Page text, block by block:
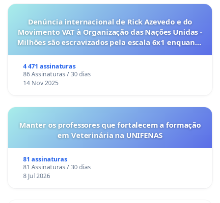
Denúncia internacional de Rick Azevedo e do
Movimento VAT à Organização das Nações Unidas -
Milhões são escravizados pela escala 6x1 enquanto
4 471 assinaturas
86 Assinaturas / 30 dias
14 Nov 2025
Manter os professores que fortalecem a formação
em Veterinária na UNIFENAS
81 assinaturas
81 Assinaturas / 30 dias
8 Jul 2026